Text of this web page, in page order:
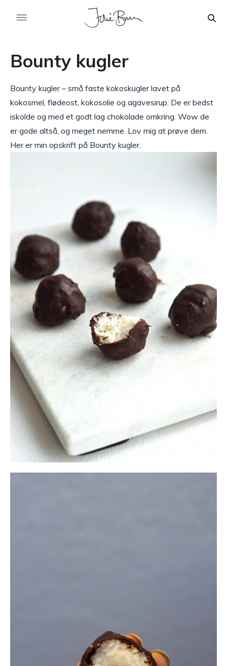
Bounty kugler
Bounty kugler – små faste kokoskugler lavet på
kokosmel, flødeost, kokosolie og agavesirup. De er bedst
iskolde og med et godt lag chokolade omkring. Wow de
er gode altså, og meget nemme. Lov mig at prøve dem.
Her er min opskrift på Bounty kugler.